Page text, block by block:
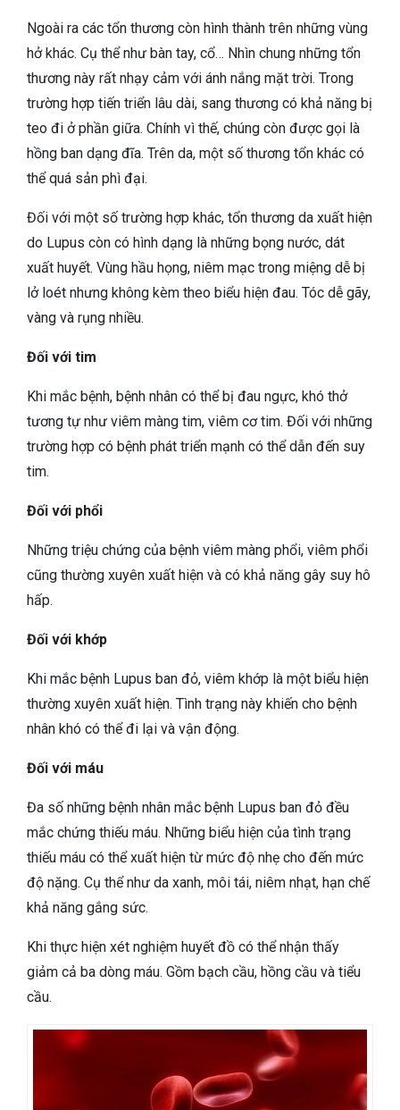
Ngoài ra các tổn thương còn hình thành trên những vùng
hở khác. Cụ thể như bàn tay, cổ… Nhìn chung những tổn
thương này rất nhạy cảm với ánh nắng mặt trời. Trong
trường hợp tiến triển lâu dài, sang thương có khả năng bị
teo đi ở phần giữa. Chính vì thế, chúng còn được gọi là
hồng ban dạng đĩa. Trên da, một số thương tổn khác có
thể quá sản phì đại.
Đối với một số trường hợp khác, tổn thương da xuất hiện
do Lupus còn có hình dạng là những bọng nước, dát
xuất huyết. Vùng hầu họng, niêm mạc trong miệng dễ bị
lở loét nhưng không kèm theo biểu hiện đau. Tóc dễ gãy,
vàng và rụng nhiều.
Đối với tim
Khi mắc bệnh, bệnh nhân có thể bị đau ngực, khó thở
tương tự như viêm màng tim, viêm cơ tim. Đối với những
trường hợp có bệnh phát triển mạnh có thể dẫn đến suy
tim.
Đối với phổi
Những triệu chứng của bệnh viêm màng phổi, viêm phổi
cũng thường xuyên xuất hiện và có khả năng gây suy hô
hấp.
Đối với khớp
Khi mắc bệnh Lupus ban đỏ, viêm khớp là một biểu hiện
thường xuyên xuất hiện. Tình trạng này khiến cho bệnh
nhân khó có thể đi lại và vận động.
Đối với máu
Đa số những bệnh nhân mắc bệnh Lupus ban đỏ đều
mắc chứng thiếu máu. Những biểu hiện của tình trạng
thiếu máu có thể xuất hiện từ mức độ nhẹ cho đến mức
độ nặng. Cụ thể như da xanh, môi tái, niêm nhạt, hạn chế
khả năng gắng sức.
Khi thực hiện xét nghiệm huyết đồ có thể nhận thấy
giảm cả ba dòng máu. Gồm bạch cầu, hồng cầu và tiểu
cầu.